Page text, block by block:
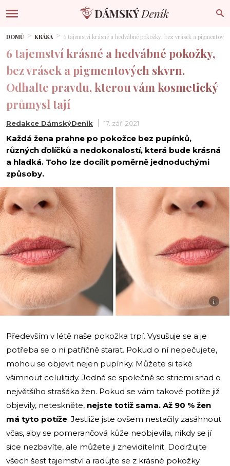
DOMŮ KRÁSA 6 tajemství krásné a hedvábné pokožky, bez vrásek a
6 tajemství krásné a hedvábné pokožky,
bez vrásek a pigmentových skvrn.
Odhalte pravdu, kterou vám kosmetický
průmysl tají
Redakce DámskýDeník 17. září 2021
Každá žena prahne po pokožce bez pupínků,
různých ďolíčků a nedokonalostí, která bude krásná
a hladká. Toho lze docílit poměrně jednoduchými
způsoby.
i
Především v létě naše pokožka trpí. Vysušuje se a je
potřeba se o ni patřičně starat. Pokud o ní nepečujete,
mohou se objevit nejen pupínky. Můžete si také
všimnout celulitidy. Jedná se společně se striemi snad o
největšího strašáka žen. Pokud se vám takové potíže již
objevily, neteskněte, nejste totiž sama. Až 90 % žen
má tyto potíže. Jestliže jste ovšem nestačily zasáhnout
včas, aby se pomerančová kůže neobjevila, nikdy se jí
sice nezbavíte, ale můžete ji zneviditelnit. Dodržujte
všech šest tajemství a radujte se z krásné pokožky.